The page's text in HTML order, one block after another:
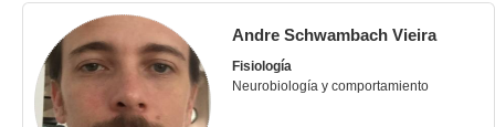
Andre Schwambach Vieira
Fisiología
Neurobiología y comportamiento